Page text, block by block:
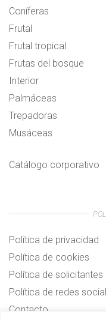
Coníferas
Frutal
Frutal tropical
Frutas del bosque
Interior
Palmáceas
Trepadoras
Musáceas
Catálogo corporativo
Política de privacidad
Política de cookies
Política de solicitantes
Política de redes
Contacto